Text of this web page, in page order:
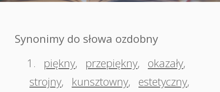
Synonimy do słowa ozdobny
1.
piękny, przepiękny, okazały,
strojny, kunsztowny, estetyczny,